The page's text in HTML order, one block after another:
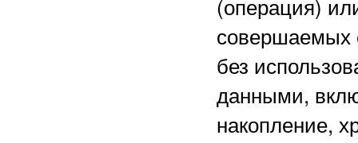
(операция)
совершаемых
без
данными,
накопление,